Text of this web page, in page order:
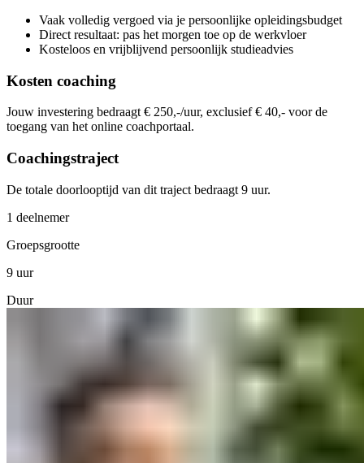
Vaak volledig vergoed via je persoonlijke opleidingsbudget
Direct resultaat: pas het morgen toe op de werkvloer
Kosteloos en vrijblijvend persoonlijk studieadvies
Kosten coaching
Jouw investering bedraagt € 250,-/uur, exclusief € 40,- voor de
toegang van het online coachportaal.
Coachingstraject
De totale doorlooptijd van dit traject bedraagt 9 uur.
1 deelnemer
Groepsgrootte
9 uur
Duur